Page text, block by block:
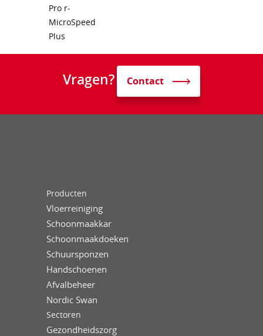
Pro r-
MicroSpeed
Plus
Vragen? Contact
Producten
Vloerreiniging
Schoonmaakkar
Schoonmaakdoeken
Schuursponzen
Handschoenen
Afvalbeheer
Nordic Swan
Sectoren
Gezondheidszorg